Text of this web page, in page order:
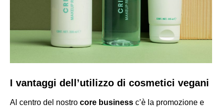
I vantaggi dell’utilizzo di cosmetici vegani
Al centro del nostro core business c’è la promozione e